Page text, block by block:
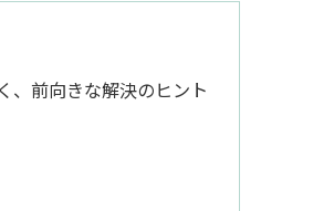
、前向きな解決のヒント